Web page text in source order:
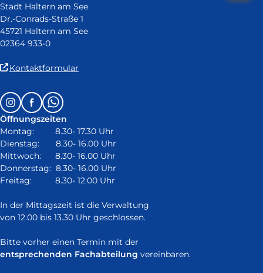
Stadt Haltern am See
Dr.-Conrads-Straße 1
45721 Haltern am See
02364 933-0
Kontaktformular
in
neuem
Fenster)
Follow
us
on:
InstagramFacebookWhatsapp
Öffnungszeiten
Montag: 8.30- 17.30 Uhr
Dienstag: 8.30- 16.00 Uhr
Mittwoch: 8.30- 16.00 Uhr
Donnerstag: 8.30- 16.00 Uhr
Freitag: 8.30- 12.00 Uhr
In der Mittagszeit ist die Verwaltung
von 12.00 bis 13.30 Uhr geschlossen.
Bitte vorher einen Termin mit der
entsprechenden Fachabteilung vereinbaren.